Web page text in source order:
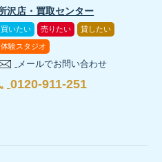
沢店・買取センター
買いたい 売りたい 貸したい
体験スタジオ
メールでお問い合わせ
0120-911-251